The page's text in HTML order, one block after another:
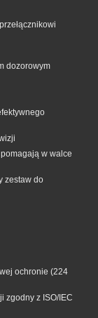
dozorowym
w walce
zestaw do
ochronie (224
zgodny z ISO/IEC